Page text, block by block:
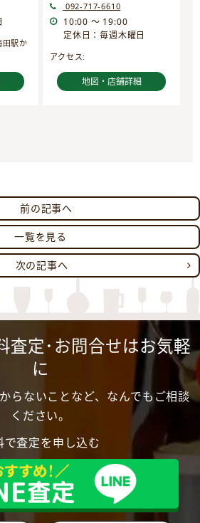
田駅か
092-717-6610
10:00 ～ 19:00
定休日：毎週木曜日
アクセス:
地図・店舗詳細
前の記事へ
一覧を見る
次の記事へ
査定･お問合せはお気軽
に
らないことなど、なんでもご相談
ください。
で査定を申し込む